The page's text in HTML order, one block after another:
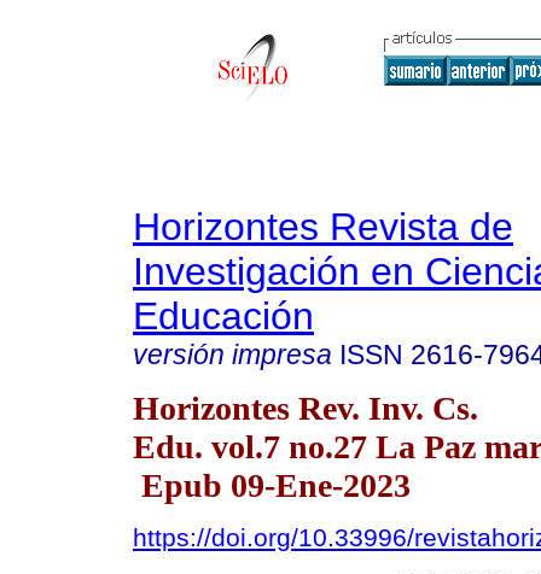
Horizontes Revista de
Investigación en
Educación
versión impresa ISSN 2616-
Horizontes Rev. Inv. Cs.
Edu. vol.7 no.27 La Paz
Epub 09-Ene-2023
https://doi.org/10.33996/